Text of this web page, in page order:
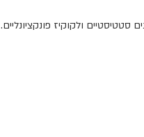
ולקוקיז פונקציונליים.